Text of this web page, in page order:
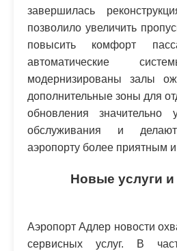
завершилась
позволило увеличить
повысить комфорт
автоматические
модернизированы залы
дополнительные зоны для
обновления значительно
обслуживания и
аэропорту более приятным
Новые услуги
Аэропорт Адлер новости
сервисных услуг. В